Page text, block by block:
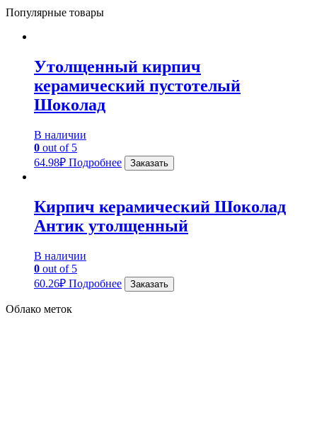
Популярные товары
Утолщенный кирпич
керамический пустотелый
Шоколад
В наличии
0 out of 5
64.98₽ Подробнее Заказать
Кирпич керамический Шоколад
Антик утолщенный
В наличии
0 out of 5
60.26₽ Подробнее Заказать
Облако меток